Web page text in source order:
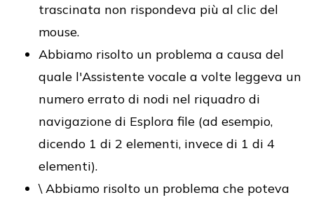
trascinata non rispondeva più al clic del
mouse.
Abbiamo risolto un problema a causa del
quale l'Assistente vocale a volte leggeva un
numero errato di nodi nel riquadro di
navigazione di Esplora file (ad esempio,
dicendo 1 di 2 elementi, invece di 1 di 4
elementi).
\ Abbiamo risolto un problema che poteva